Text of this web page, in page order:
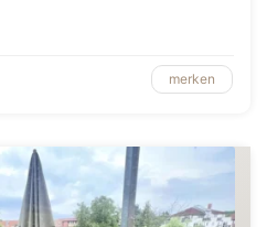
merken